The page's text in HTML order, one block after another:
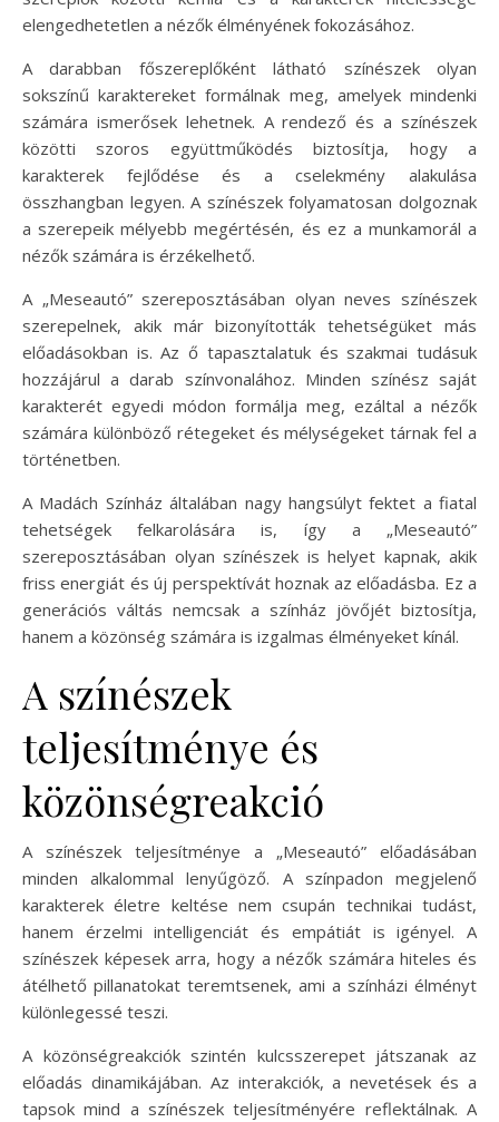
elengedhetetlen a nézők élményének fokozásához.
A darabban főszereplőként látható színészek olyan
sokszínű karaktereket formálnak meg, amelyek mindenki
számára ismerősek lehetnek. A rendező és a színészek
közötti szoros együttműködés biztosítja, hogy a
karakterek fejlődése és a cselekmény alakulása
összhangban legyen. A színészek folyamatosan dolgoznak
a szerepeik mélyebb megértésén, és ez a munkamorál a
nézők számára is érzékelhető.
A „Meseautó” szereposztásában olyan neves színészek
szerepelnek, akik már bizonyították tehetségüket más
előadásokban is. Az ő tapasztalatuk és szakmai tudásuk
hozzájárul a darab színvonalához. Minden színész saját
karakterét egyedi módon formálja meg, ezáltal a nézők
számára különböző rétegeket és mélységeket tárnak fel a
történetben.
A Madách Színház általában nagy hangsúlyt fektet a fiatal
tehetségek felkarolására is, így a „Meseautó”
szereposztásában olyan színészek is helyet kapnak, akik
friss energiát és új perspektívát hoznak az előadásba. Ez a
generációs váltás nemcsak a színház jövőjét biztosítja,
hanem a közönség számára is izgalmas élményeket kínál.
A színészek
teljesítménye és
közönségreakció
A színészek teljesítménye a „Meseautó” előadásában
minden alkalommal lenyűgöző. A színpadon megjelenő
karakterek életre keltése nem csupán technikai tudást,
hanem érzelmi intelligenciát és empátiát is igényel. A
színészek képesek arra, hogy a nézők számára hiteles és
átélhető pillanatokat teremtsenek, ami a színházi élményt
különlegessé teszi.
A közönségreakciók szintén kulcsszerepet játszanak az
előadás dinamikájában. Az interakciók, a nevetések és a
tapsok mind a színészek teljesítményére reflektálnak. A